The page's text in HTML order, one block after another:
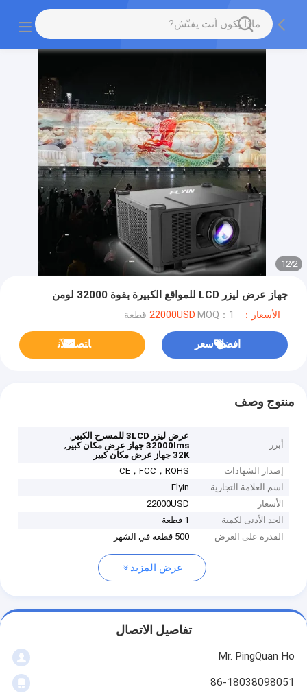
2
/
12
جهاز عرض ليزر LCD للمواقع الكبيرة بقوة 32000 لومن
الأسعار：22000USD MOQ：1 قطعة
افضل سعر ﺎﺘﺼﻟ ﺍﻶﻧ
منتوج وصف
أبرز
عرض ليزر 3LCD للمسرح الكبير
,
32000lms جهاز عرض مكان كبير
,
32K جهاز عرض مكان كبير
إصدار الشهادات
CE，FCC，ROHS
اسم العلامة التجارية
Flyin
الأسعار
22000USD
الحد الأدنى لكمية
1 قطعة
القدرة على العرض
500 قطعة في الشهر
عرض المزيد
تفاصيل الاتصال
Mr. PingQuan Ho
86-18038098051